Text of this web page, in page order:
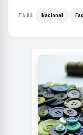
TAGS Nacional